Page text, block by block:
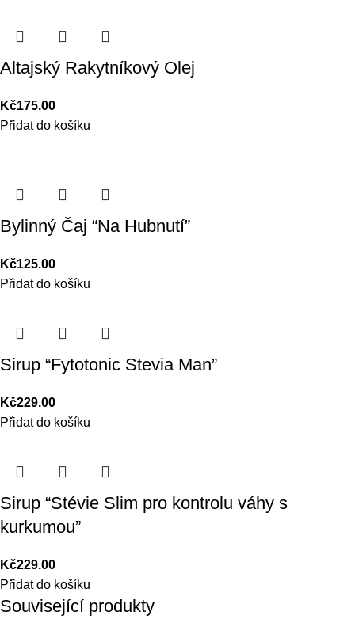
Altajský Rakytníkový Olej
Kč175.00
Přidat do košíku
Bylinný Čaj “Na Hubnutí”
Kč125.00
Přidat do košíku
Sirup “Fytotonic Stevia Man”
Kč229.00
Přidat do košíku
Sirup “Stévie Slim pro kontrolu váhy s
kurkumou”
Kč229.00
Přidat do košíku
Související produkty